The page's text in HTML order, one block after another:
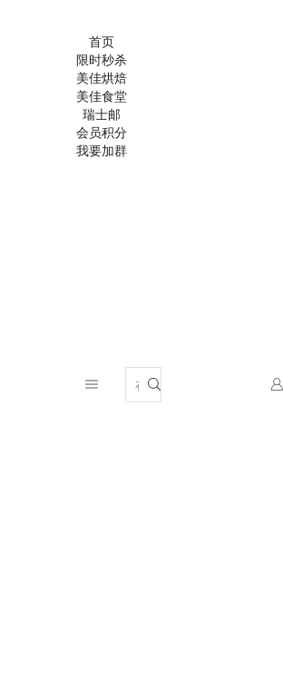
首页
限时秒杀
美佳烘焙
美佳食堂
瑞士邮
会员积分
我要加群